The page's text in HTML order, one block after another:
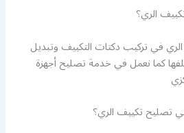
الري؟
في تركيب دكتات التكييف وتبديل
كما نعمل في خدمة تصليح أجهزة
تصليح تكييف الري؟